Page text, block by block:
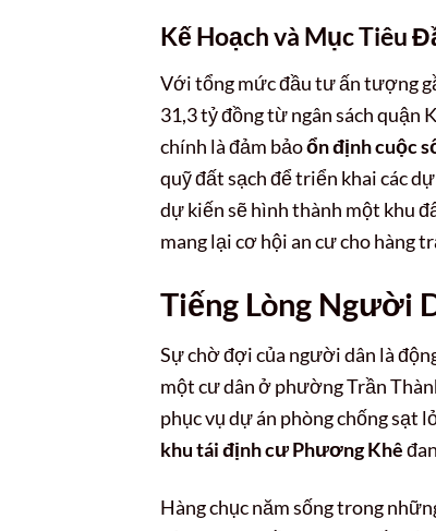
Kế Hoạch và Mục Tiêu
Với tổng mức đầu tư ấn tượng
31,3 tỷ đồng từ ngân sách
chính là đảm bảoổn định cuộc
quỹ đất sạch để triển khai các
dự kiến sẽ hình thành một khu
mang lại cơ hội an cư cho hàng
Tiếng Lòng Người
Sự chờ đợi của người dân là
một cư dân ở phường Trần
phục vụ dự án phòng chống sạt
khu tái định cư Phương Khê
Hàng chục năm sống trong